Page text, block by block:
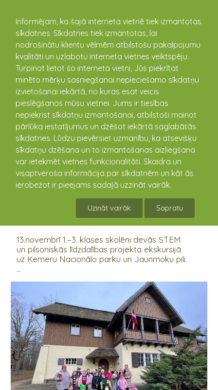
Informējam, ka šajā interneta vietnē tiek izmantotas
sīkdatnes. Sīkdatnes tiek izmantotas, lai
nodrošinātu klientu vēlmēm atbilstošu pakalpojumu
kvalitāti un uzlabotu interneta vietnes veiktspēju.
Turpinot lietot šo interneta vietni, Jūs piekrītat
minēto mērķu sasniegšanai nepieciešamo sīkdatņu
izvietošanai iekārtā, no kuras esat veicis
pieslēgšanos mūsu vietnei. Jums ir tiesības
nepiekrist sīkdatņu izmantošanai, atbilstoši mainot
pārlūka iestatījumus un dzēšot iekārtā saglabātās
sīkdatnes. Lūdzu pievērsiet uzmanību, ka atsevišķu
sīkdatņu dzēšana un to izmantošanas aizliegšana
var ietekmēt vietnes funkcionalitāti. Skaidra un
visaptveroša informācija par sīkdatnēm un kāt ās
ierobežot ir pieejams sadaļā uzzināt vairāk.
Uzināt vairāk Sapratu
kandava.lv
PASĀKUMU
KALENDĀRS
1.-3.klases ekskursija uz Ķemeru Nacionālo
parku un Jaunmoku pili
13.novembrī 1.–3. klases skolēni devās STEM
un pilsoniskās līdzdalības projekta ekskursijā
uz Ķemeru Nacionālo parku un Jaunmoku pili.
...